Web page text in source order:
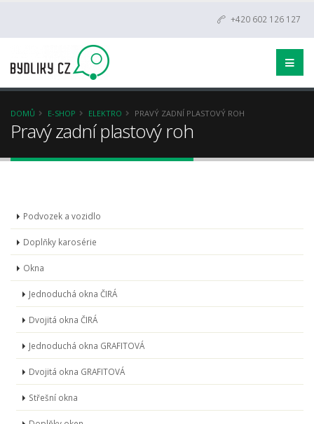
+420 602 126 127
DOMŮ E-SHOP ELEKTRO PRAVÝ ZADNÍ PLASTOVÝ ROH
Pravý zadní plastový roh
Podvozek a vozidlo
Doplňky karosérie
Okna
Jednoduchá okna ČIRÁ
Dvojitá okna ČIRÁ
Jednoduchá okna GRAFITOVÁ
Dvojitá okna GRAFITOVÁ
Střešní okna